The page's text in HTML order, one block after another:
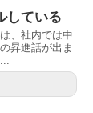
している
、社内では中
昇進話が出ま